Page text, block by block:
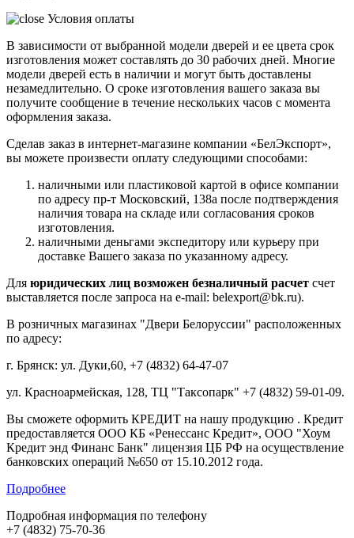
Условия оплаты
В зависимости от выбранной модели дверей и ее цвета срок
изготовления может составлять до 30 рабочих дней. Многие
модели дверей есть в наличии и могут быть доставлены
незамедлительно. О сроке изготовления вашего заказа вы
получите сообщение в течение нескольких часов с момента
оформления заказа.
Сделав заказ в интернет-магазине компании «БелЭкспорт»,
вы можете произвести оплату следующими способами:
наличными или пластиковой картой в офисе компании
по адресу пр-т Московский, 138а после подтверждения
наличия товара на складе или согласования сроков
изготовления.
наличными деньгами экспедитору или курьеру при
доставке Вашего заказа по указанному адресу.
Для юридических лиц возможен безналичный расчет счет
выставляется после запроса на e-mail: belexport@bk.ru).
В розничных магазинах "Двери Белоруссии" расположенных
по адресу:
г. Брянск: ул. Дуки,60, +7 (4832) 64-47-07
ул. Красноармейская, 128, ТЦ "Таксопарк" +7 (4832) 59-01-09.
Вы сможете оформить КРЕДИТ на нашу продукцию . Кредит
предоставляется ООО КБ «Ренессанс Кредит», ООО "Хоум
Кредит энд Финанс Банк" лицензия ЦБ РФ на осуществление
банковских операций №650 от 15.10.2012 года.
Подробнее
Подробная информация по телефону
+7 (4832) 75-70-36